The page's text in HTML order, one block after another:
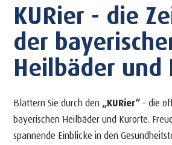
KURier - die
der
Heilbäder und
Blättern Sie durch den „KURier“– die
bayerischen Heilbäder und Kurorte.
spannende Einblicke in den